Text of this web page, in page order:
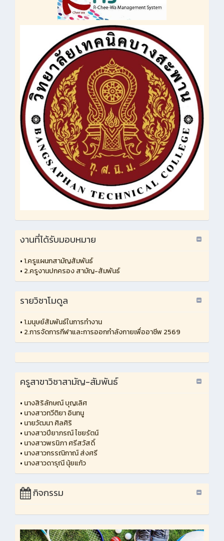
งานที่ได้รับมอบหมาย
•1.ครูแผนกสามัญสัมพันธ์
• 2.ครูงานปกครอง สามัญ-สัมพันธ์
รายวิชาโมดูล
•1.มนุษย์สัมพันธ์ในการทำงาน
• 2.การจัดการกีฬาและการออกกำลังกายเพื่ออาชีพ 2569
ครูสาขาวิชาสามัญ-สัมพันธ์
• นางสิริลักษณ์ บุญเลิศ
• นางสาวทวีติยา อินทนู
• นายวัฒนา ศิลศิริ
• นางสาวปียาภรณ์ ไชยรัตน์
• นางสาวพรนิภา ศรีสวัสดิ์
• นางสาวกรรณิกาณ์ ส่งศรี
• นางสาวดารุณี นุ้ยแก้ว
กิจกรรม